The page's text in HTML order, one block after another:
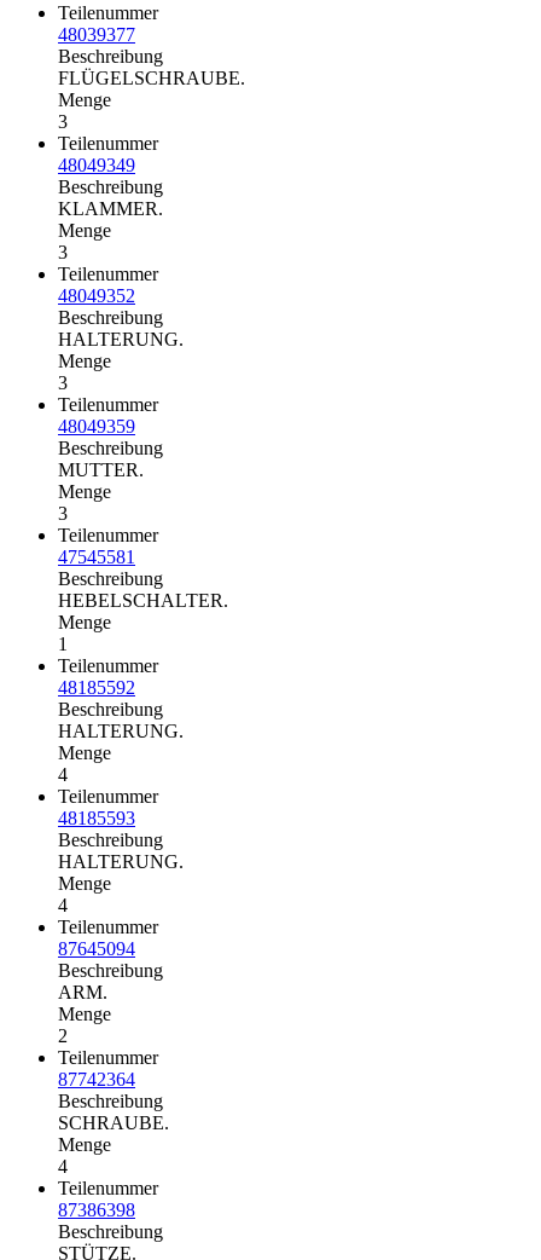
Teilenummer
48039377
Beschreibung
FLÜGELSCHRAUBE.
Menge
3
Teilenummer
48049349
Beschreibung
KLAMMER.
Menge
3
Teilenummer
48049352
Beschreibung
HALTERUNG.
Menge
3
Teilenummer
48049359
Beschreibung
MUTTER.
Menge
3
Teilenummer
47545581
Beschreibung
HEBELSCHALTER.
Menge
1
Teilenummer
48185592
Beschreibung
HALTERUNG.
Menge
4
Teilenummer
48185593
Beschreibung
HALTERUNG.
Menge
4
Teilenummer
87645094
Beschreibung
ARM.
Menge
2
Teilenummer
87742364
Beschreibung
SCHRAUBE.
Menge
4
Teilenummer
87386398
Beschreibung
STÜTZE.